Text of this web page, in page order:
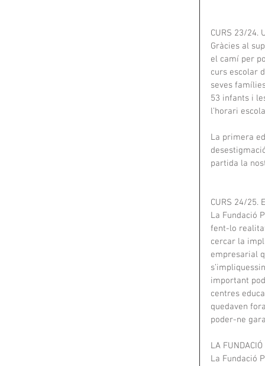
CURS 23/24.
Gràcies al
el camí per
curs escolar
seves
53 infants i
l’horari
La primera
partida la
CURS 24/25.
La Fundació
fent-lo
cercar la
empresarial
important
centres
quedaven
poder-ne
LA
La Fundació